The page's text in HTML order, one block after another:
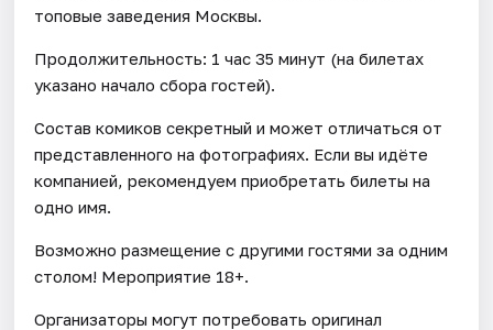
топовые заведения Москвы.
Продолжительность: 1 час 35 минут (на билетах
указано начало сбора гостей).
Состав комиков секретный и может отличаться от
представленного на фотографиях. Если вы идёте
компанией, рекомендуем приобретать билеты на
одно имя.
Возможно размещение с другими гостями за одним
столом! Мероприятие 18+.
Организаторы могут потребовать оригинал